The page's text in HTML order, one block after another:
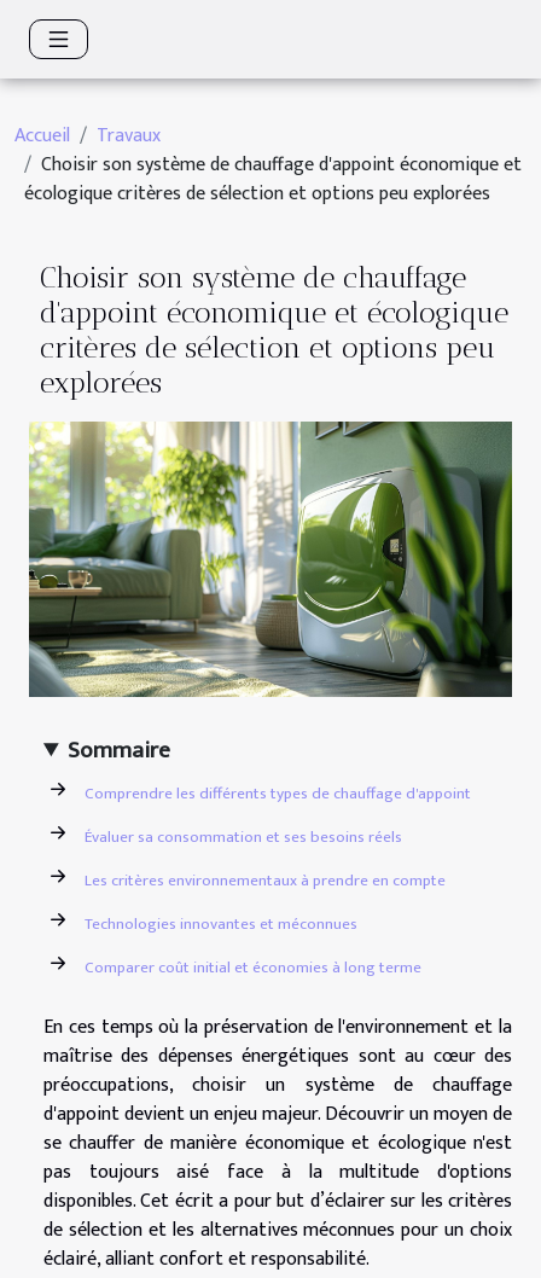
Accueil
Travaux
Choisir son système de chauffage d'appoint économique et
écologique critères de sélection et options peu explorées
Choisir son système de chauffage
d'appoint économique et écologique
critères de sélection et options peu
explorées
Sommaire
Comprendre les différents types de chauffage d'appoint
Évaluer sa consommation et ses besoins réels
Les critères environnementaux à prendre en compte
Technologies innovantes et méconnues
Comparer coût initial et économies à long terme
En ces temps où la préservation de l'environnement et la
maîtrise des dépenses énergétiques sont au cœur des
préoccupations, choisir un système de chauffage
d'appoint devient un enjeu majeur. Découvrir un moyen de
se chauffer de manière économique et écologique n'est
pas toujours aisé face à la multitude d'options
disponibles. Cet écrit a pour but d’éclairer sur les critères
de sélection et les alternatives méconnues pour un choix
éclairé, alliant confort et responsabilité.